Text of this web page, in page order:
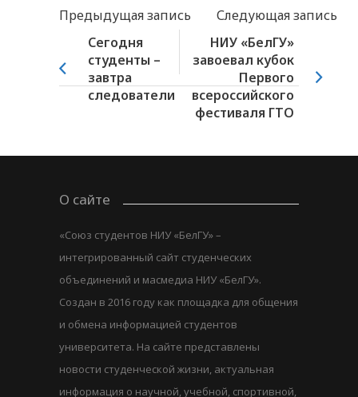
Предыдущая запись
Следующая запись
Сегодня
студенты –
завтра
следователи
НИУ «БелГУ»
завоевал кубок
Первого
всероссийского
фестиваля ГТО
О сайте
«Союз студентов НИУ «БелГУ» –
интегрированный сайт студенческих
объединений и масмедиа НИУ «БелГУ».
Создан в 2016 году как площадка для общения
и обмена информацией студентов
университета. На сайте представлены
новости студенческой жизни, актуальная
информация о научной, учебной, спортивной,